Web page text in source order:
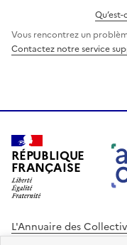
Vous rencontrez un
Contactez notre service
RÉPUBLIQUE
FRANÇAISE
L'Annuaire des